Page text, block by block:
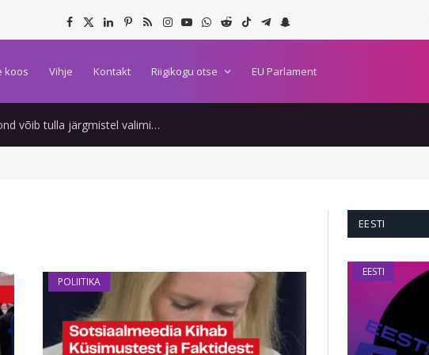
Facebook
X
LinkedIn
Pinterest
RSSInstagram
YouTube
WhatsApp
RedditTikTokTelegram
Snapchat
koos Vihje Kontakt Riigikogu otse EU Parlament
Täitmata lubadused kummitavad võimuliitu: miks peaks rahvas uskuma järgmisi lubadusi?
POLIITIKA
EESTI
EESTI ARVAMUS